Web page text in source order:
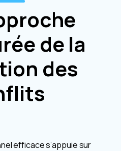
de la
des
efficace s’appuie sur